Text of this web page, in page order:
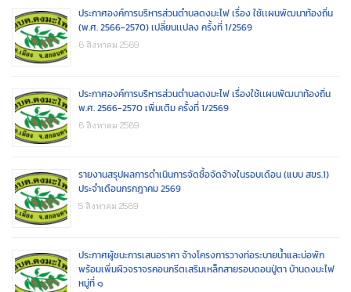
ประกาศองค์การบริหารส่วนตำบลดงมะไฟ เรื่อง ใช้เเผนพัฒนาท้องถิ่น
(พ.ศ. 2566-2570) เปลี่ยนเเปลง ครั้งที่ 1/2569
6 สิงหาคม 2569
ประกาศองค์การบริหารส่วนตำบลดงมะไฟ เรื่องใช้เเผนพัฒนาท้องถิ่น
พ.ศ. 2566-2570 เพิ่มเติม ครั้งที่ 1/2569
6 สิงหาคม 2569
รายงานสรุปผลการดำเนินการจัดซื้อจัดจ้างในรอบเดือน (แบบ สขร.1)
ประจำเดือนกรกฎาคม 2569
5 สิงหาคม 2569
ประกาศผู้ชนะการเสนอราคา จ้างโครงการวางท่อระบายน้ำและบ่อพัก
พร้อมเพิ่มผิวจราจรคอนกรีตเสริมเหล็กสายรอบดอนปู่ตา บ้านดงมะไฟ
หมู่ที่ ๑